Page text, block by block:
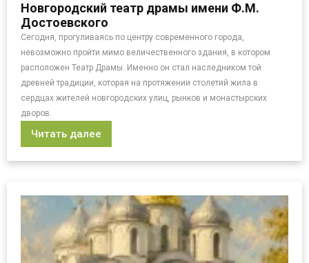
Новгородский театр драмы имени Ф.М.
Достоевского
Сегодня, прогуливаясь по центру современного города,
невозможно пройти мимо величественного здания, в котором
расположен Театр Драмы. Именно он стал наследником той
древней традиции, которая на протяжении столетий жила в
сердцах жителей новгородских улиц, рынков и монастырских
дворов.
Читать далее